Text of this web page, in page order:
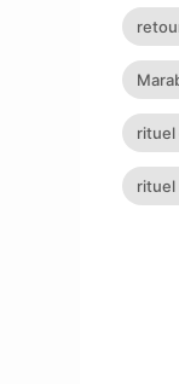
rituel